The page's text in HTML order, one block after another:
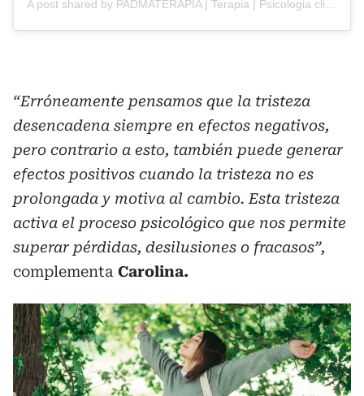
“Erróneamente pensamos que la tristeza
desencadena siempre en efectos negativos,
pero contrario a esto, también puede generar
efectos positivos cuando la tristeza no es
prolongada y motiva al cambio. Esta tristeza
activa el proceso psicológico que nos permite
superar pérdidas, desilusiones o fracasos”,
complementa Carolina.